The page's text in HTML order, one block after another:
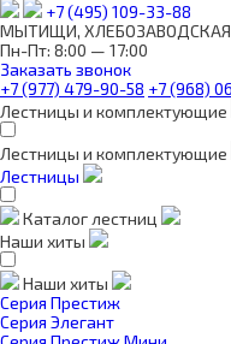
+7 (495) 109-33-88
МЫТИЩИ, ХЛЕБОЗАВОДСКАЯ,
Пн-Пт: 8:00 — 17:00
Заказать звонок
+7 (977) 479-90-58 +7 (968)
Лестницы и комплектующие
Лестницы и комплектующие
Лестницы
Каталог лестниц
Наши хиты
Наши хиты
Серия Престиж
Серия Элегант